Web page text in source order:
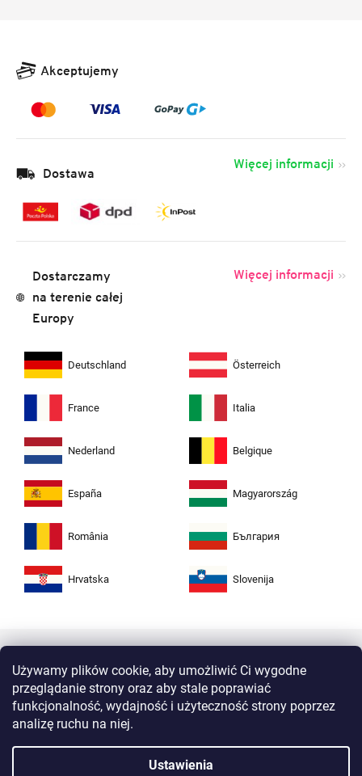
Używamy plików cookie, aby umożliwić Ci wygodne
przeglądanie strony oraz aby stale poprawiać
funkcjonalność, wydajność i użyteczność strony poprzez
analizę ruchu na niej.
Ustawienia
Akceptujemy
Dostawa
Więcej informacji
Dostarczamy
na terenie całej
Europy
Więcej informacji
Deutschland Österreich
France Italia
Nederland Belgique
España Magyarország
România България
Hrvatska Slovenija
protokołowi HTTPS Twoje dane osobiste są